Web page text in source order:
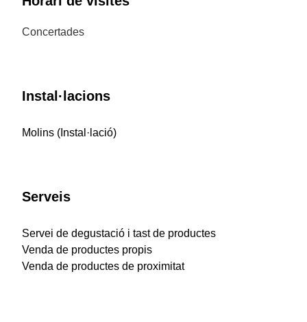
Concertades
Instal·lacions
Molins (Instal·lació)
Serveis
Servei de degustació i tast de productes
Venda de productes propis
Venda de productes de proximitat